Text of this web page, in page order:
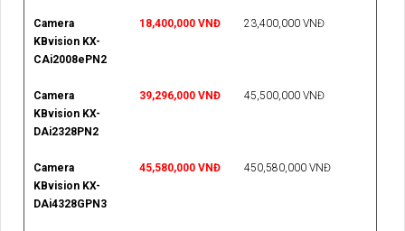
Camera
KBvision KX-
CAi2008ePN2
18,400,000 VNĐ 23,400,000 VNĐ
Camera
KBvision KX-
DAi2328PN2
39,296,000 VNĐ 45,500,000 VNĐ
Camera
KBvision KX-
DAi4328GPN3
45,580,000 VNĐ 450,580,000 VNĐ